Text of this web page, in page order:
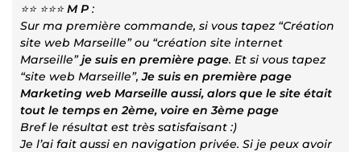
⭐⭐ ⭐⭐⭐M P :
Sur ma première commande, si vous tapez “Création
site web Marseille” ou “création site internet
Marseille”je suis en première page. Et si vous tapez
“site web Marseille”,Je suis en première page
Marketing web Marseille aussi, alors que le site était
tout le temps en 2ème, voire en 3ème page
Bref le résultat est très satisfaisant :)
Je l’ai fait aussi en navigation privée. Si je peux avoir